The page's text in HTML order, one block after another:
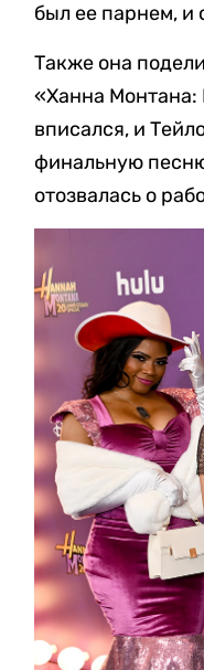
был ее парнем, и
Также она
«Ханна Монтана:
вписался, и
финальную
отозвалась о